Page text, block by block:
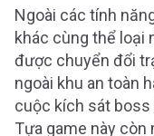
Ngoài các tính
khác cùng thể loại
được chuyển đổi
ngoài khu an toàn
cuộc kích sát boss
Tựa game này còn